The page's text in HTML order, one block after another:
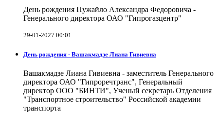
День рождения Пужайло Александра Федоровича -
Генерального директора ОАО "Гипрогазцентр"
29-01-2027 00:01
День рождения - Вашакмадзе Лиана Гивиевна
Вашакмадзе Лиана Гивиевна - заместитель Генерального
директора ОАО "Гипроречтранс", Генеральный
директор ООО "БИНТИ", Ученый секретарь Отделения
"Транспортное строительство" Российской академии
транспорта